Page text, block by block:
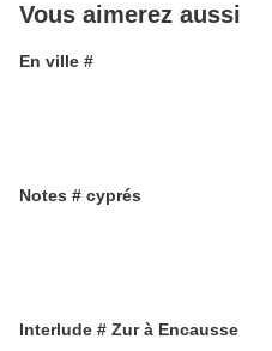
Vous aimerez aussi
En ville #
Notes # cyprés
Interlude # Zur à Encausse